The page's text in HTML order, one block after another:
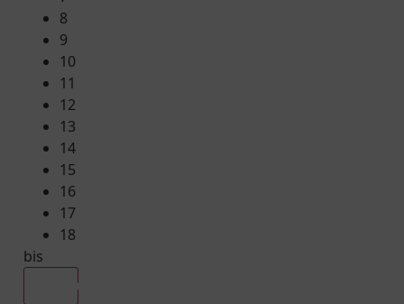
8
9
10
11
12
13
14
15
16
17
18
bis